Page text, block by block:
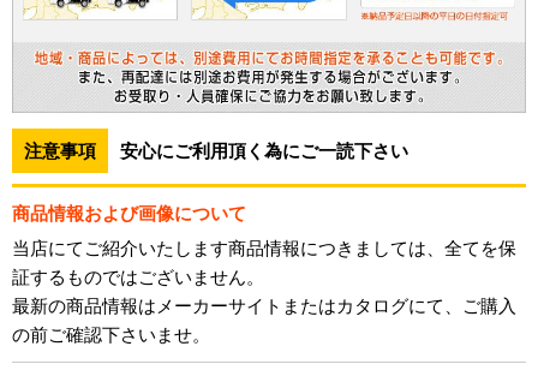
注意事項 安心にご利用頂く為にご一読下さい
商品情報および画像について
当店にてご紹介いたします商品情報につきましては、全てを保
証するものではございません。
最新の商品情報はメーカーサイトまたはカタログにて、ご購入
の前ご確認下さいませ。